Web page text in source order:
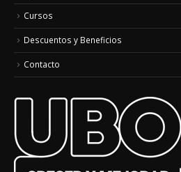
Cursos
Descuentos y Beneficios
Contacto